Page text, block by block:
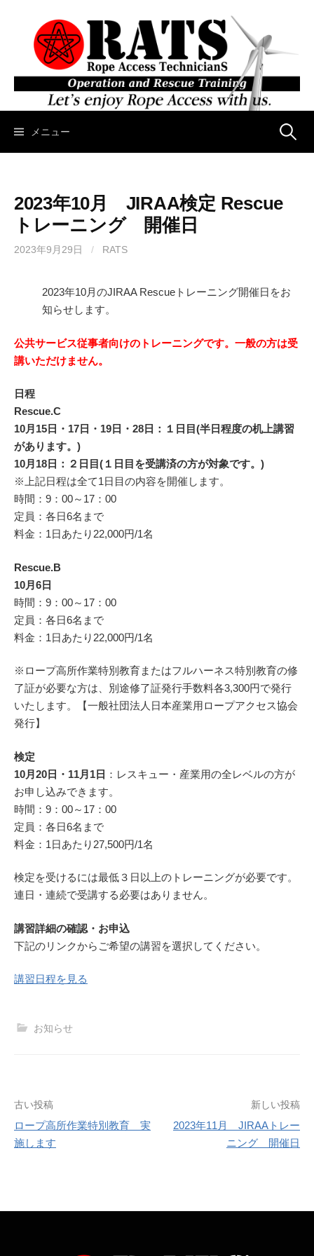
ス
メニュー 検
2023年10月 JIRAA検定 Rescue
トレーニング 開催日
2023年9月29日 / RATS
2023年10月のJIRAA Rescueトレーニング開催日をお
知らせします。
公共サービス従事者向けのトレーニングです。一般の方は受
講いただけません。
日程
Rescue.C
10月15日・17日・19日・28日：１日目(半日程度の机上講習
があります。)
10月18日：２日目(１日目を受講済の方が対象です。)
※上記日程は全て1日目の内容を開催します。
時間：9：00～17：00
定員：各日6名まで
料金：1日あたり22,000円/1名
Rescue.B
10月6日
時間：9：00～17：00
定員：各日6名まで
料金：1日あたり22,000円/1名
※ロープ高所作業特別教育またはフルハーネス特別教育の修
了証が必要な方は、別途修了証発行手数料各3,300円で発行
いたします。【一般社団法人日本産業用ロープアクセス協会
発行】
検定
10月20日・11月1日 ：レスキュー・産業用の全レベルの方が
お申し込みできます。
時間：9：00～17：00
定員：各日6名まで
料金：1日あたり27,500円/1名
検定を受けるには最低３日以上のトレーニングが必要です。
連日・連続で受講する必要はありません。
講習詳細の確認・お申込
下記のリンクからご希望の講習を選択してください。
講習日程を見る
お知らせ
投
古い投稿
ロープ高所作業特別教育 実
施します
新しい投稿
2023年11月 JIRAAトレー
ニング 開催日